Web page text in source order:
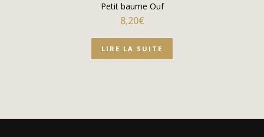
Petit baume Ouf
8,20€
LIRE LA SUITE